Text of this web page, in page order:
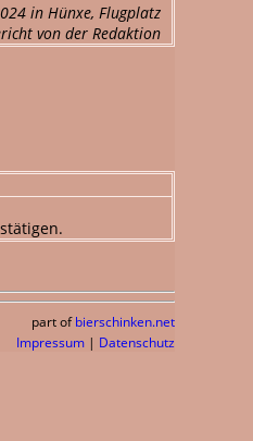
in Hünxe, Flugplatz
von der Redaktion
part of bierschinken.net
Impressum | Datenschutz